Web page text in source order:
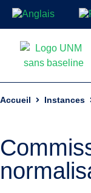
Accueil Instances